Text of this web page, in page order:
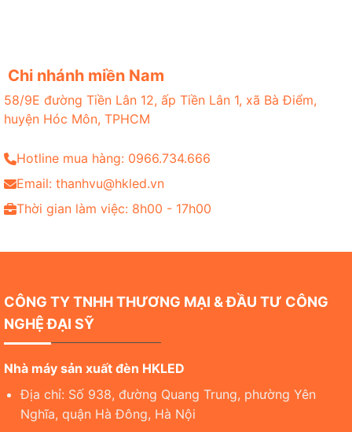
Chi nhánh miền Nam
58/9E đường Tiền Lân 12, ấp Tiền Lân 1, xã Bà Điểm,
huyện Hóc Môn, TPHCM
Hotline mua hàng: 0966.734.666
Email: thanhvu@hkled.vn
Thời gian làm việc: 8h00 - 17h00
CÔNG TY TNHH THƯƠNG MẠI & ĐẦU TƯ CÔNG
NGHỆ ĐẠI SỸ
Nhà máy sản xuất đèn HKLED
Địa chỉ: Số 938, đường Quang Trung, phường Yên
Nghĩa, quận Hà Đông, Hà Nội